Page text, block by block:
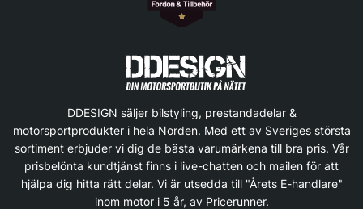
DDESIGN säljer bilstyling, prestandadelar &
motorsportprodukter i hela Norden. Med ett av Sveriges största
sortiment erbjuder vi dig de bästa varumärkena till bra pris. Vår
prisbelönta kundtjänst finns i live-chatten och mailen för att
hjälpa dig hitta rätt delar. Vi är utsedda till "Årets E-handlare"
inom motor i 5 år, av Pricerunner.